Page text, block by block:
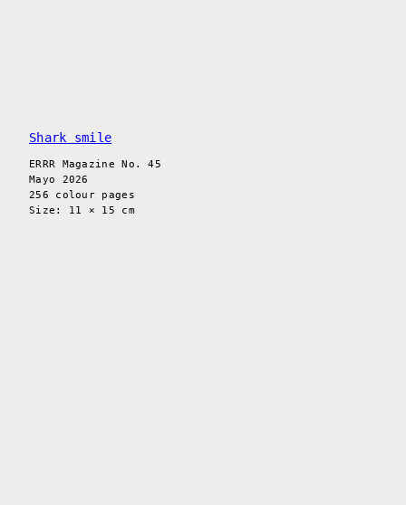
Shark smile
ERRR Magazine No. 45
Mayo 2026
256 colour pages
Size: 11 × 15 cm